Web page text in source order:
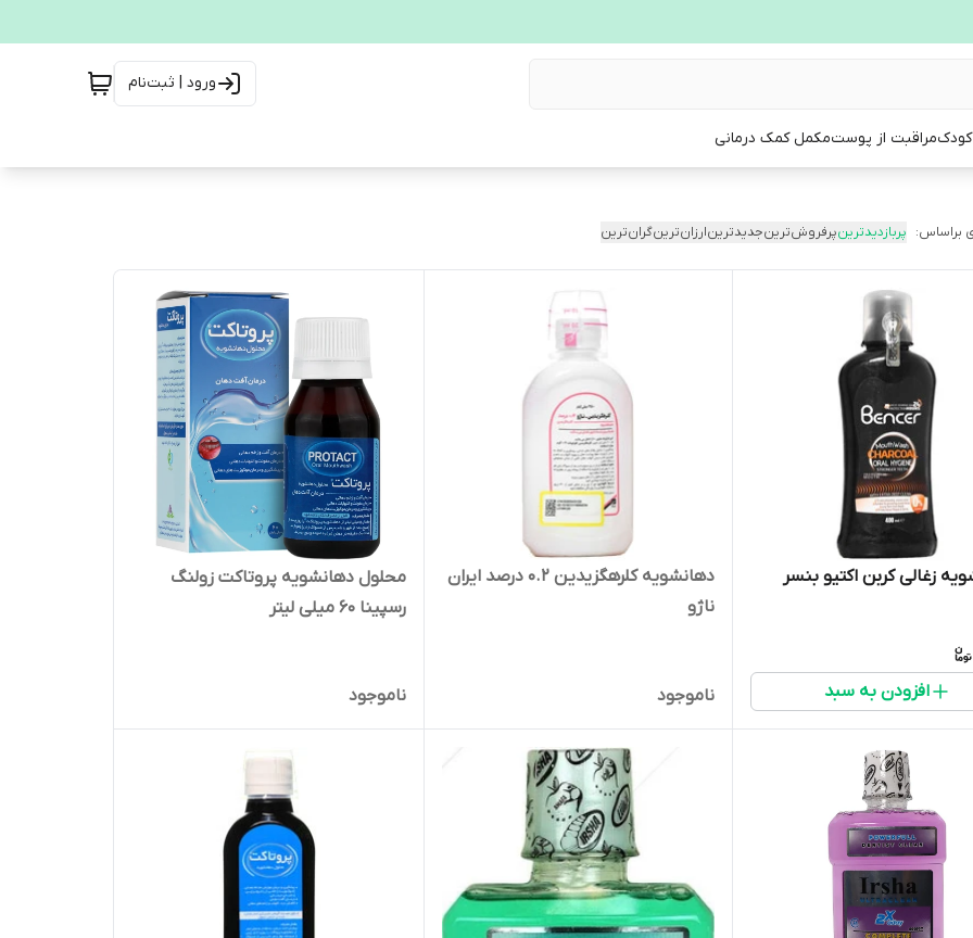
ورود | ثبت‌نام
کودکمراقبت از پوستمکمل کمک درمانی
براساس: پربازدیدترینپرفروش‌ترینجدیدترینارزان‌ترینگران‌ترین
زغالی کربن اکتیو بنسر
افزودن به سبد
دهانشویه کلرهگزیدین 0.2 درصد ایران
ناژو
ناموجود
محلول دهانشویه پروتاکت زولنگ
رسپینا 60 میلی لیتر
ناموجود